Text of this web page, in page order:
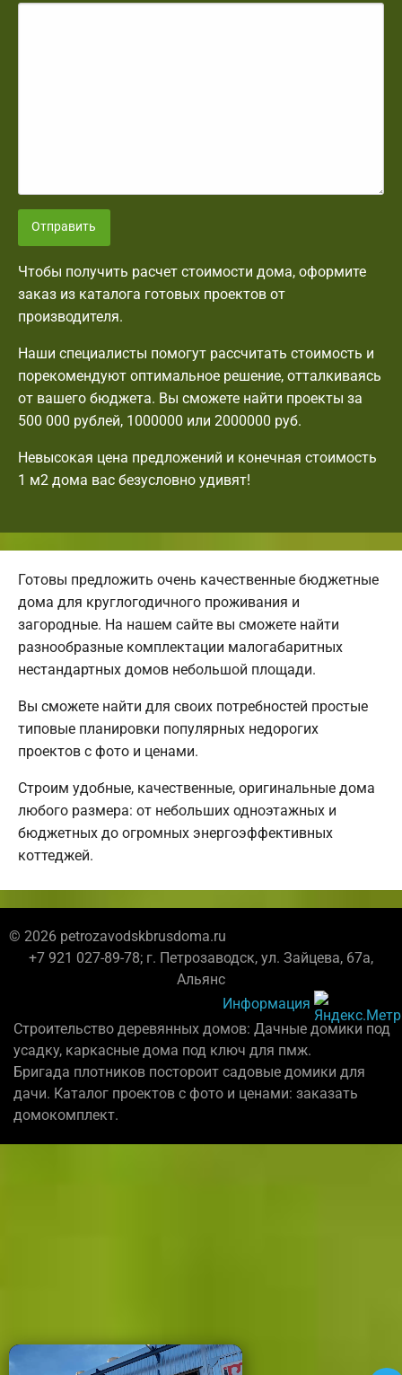
Отправить
Чтобы получить расчет стоимости дома, оформите
заказ из каталога готовых проектов от
производителя.
Наши специалисты помогут рассчитать стоимость и
порекомендуют оптимальное решение, отталкиваясь
от вашего бюджета. Вы сможете найти проекты за
500 000 рублей, 1000000 или 2000000 руб.
Невысокая цена предложений и конечная стоимость
1 м2 дома вас безусловно удивят!
Готовы предложить очень качественные бюджетные
дома для круглогодичного проживания и
загородные. На нашем сайте вы сможете найти
разнообразные комплектации малогабаритных
нестандартных домов небольшой площади.
Вы сможете найти для своих потребностей простые
типовые планировки популярных недорогих
проектов с фото и ценами.
Строим удобные, качественные, оригинальные дома
любого размера: от небольших одноэтажных и
бюджетных до огромных энергоэффективных
коттеджей.
© 2026 petrozavodskbrusdoma.ru
+7 921 027-89-78; г. Петрозаводск, ул. Зайцева, 67а,
Альянс
Информация
Строительство деревянных домов: Дачные домики под
усадку, каркасные дома под ключ для пмж.
Бригада плотников постороит садовые домики для
дачи. Каталог проектов с фото и ценами: заказать
домокомплект.